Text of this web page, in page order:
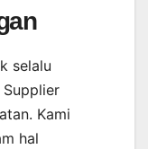
selalu
Kami
hal